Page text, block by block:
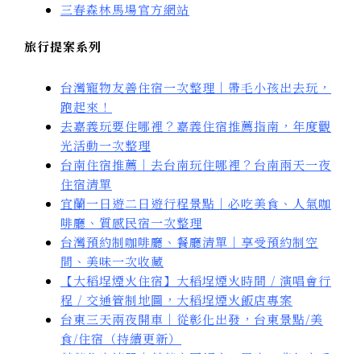
三春森林馬場官方網站
旅行提案系列
台灣寵物友善住宿一次整理｜帶毛小孩出去玩，
跑起來！
去嘉義玩要住哪裡？嘉義住宿推薦指南，年度觀
光活動一次整理
台南住宿推薦｜去台南玩住哪裡？台南兩天一夜
住宿清單
宜蘭一日遊二日遊行程景點｜必吃美食、人氣咖
啡廳、質感民宿一次整理
台灣預約制咖啡廳、餐廳清單｜享受預約制空
間、美味一次收藏
【大稻埕煙火住宿】大稻埕煙火時間 / 演唱會行
程 / 交通管制地圖，大稻埕煙火飯店專案
台東三天兩夜開車｜從彰化出發，台東景點/美
食/住宿（持續更新）